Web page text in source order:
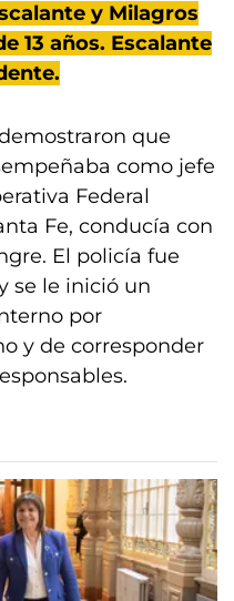
y Milagros
13 años. Escalante
que
como jefe
Federal
Fe, conducía con
El policía fue
se le inició un
por
y de corresponder